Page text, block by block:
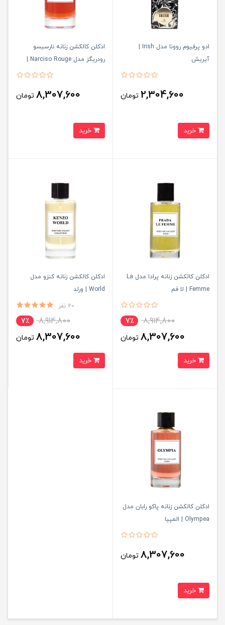
ادو پرفیوم روونا مدل Irish |
آیریش
2,304,600 تومان
ادکلن کالکشن زنانه نارسیسو
رودریگز مدل Narciso Rouge |
8,307,600 تومان
ادکلن کالکشن زنانه پرادا مدل La
Femme | لا فم
8,914,800 7٪
8,307,600 تومان
ادکلن کالکشن زنانه کنزو مدل
World | ورلد
20 نفر
8,914,800 7٪
8,307,600 تومان
ادکلن کالکشن زنانه پاکو رابان مدل
Olympea | المپیا
8,307,600 تومان